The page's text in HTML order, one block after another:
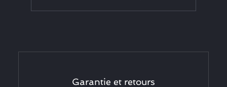
Garantie et retours